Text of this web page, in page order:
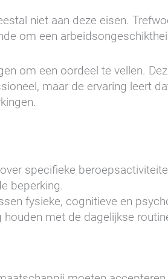
niet aan deze eisen.
om een
om een oordeel te vellen.
maar de ervaring leert
specifieke
beperking.
fysieke, cognitieve en
houden met de dagelijkse